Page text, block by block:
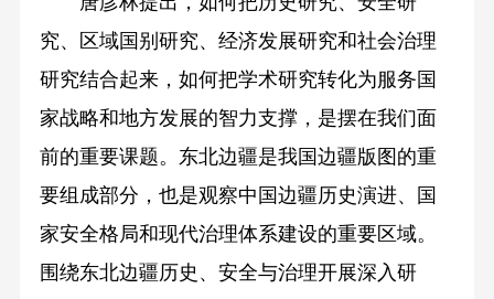
究、区域国别研究、经济发展研究和社会治理
研究结合起来，如何把学术研究转化为服务国
家战略和地方发展的智力支撑，是摆在我们面
前的重要课题。东北边疆是我国边疆版图的重
要组成部分，也是观察中国边疆历史演进、国
家安全格局和现代治理体系建设的重要区域。
围绕东北边疆历史、安全与治理开展深入研